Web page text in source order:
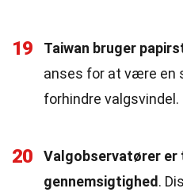
19 Taiwan bruger
anses for at være en
forhindre valgsvindel.
20
Valgobservatører
gennemsigtighed .